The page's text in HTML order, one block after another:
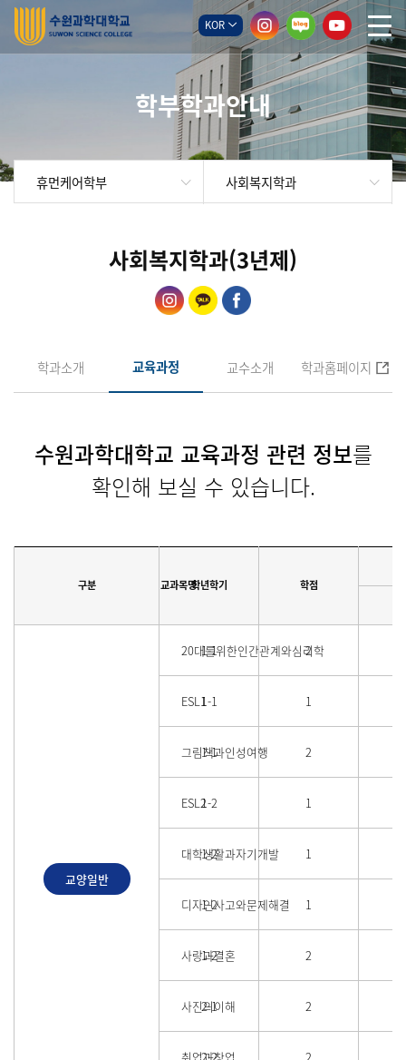
KOR
학부학과안내
휴먼케어학부 사회복지학과
사회복지학과(3년제)
학과소개 교육과정 교수소개 학과홈페이지
수원과학대학교 교육과정 관련 정보를
확인해 보실 수 있습니다.
구분 교과목명학년학기
학점
교양일반
20대를위한인간관계와심리학
1-1 2
ESL11-1 1
그림책과인성여행
1-1 2
ESL21-2 1
대학생활과자기개발
1-2 1
디자인사고와문제해결
1-2 1
사랑과결혼
1-2 2
사진의이해
2-1 2